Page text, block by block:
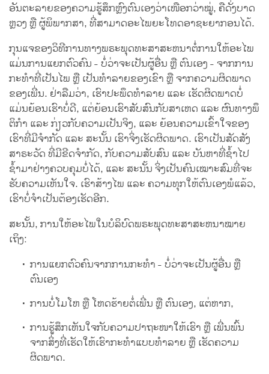
ອັນຕະລາຍຂອງຄວາມຮູ້ສຶກຫຼົງຕົນເອງວ່າເໜືອກວ່າໝູ່, ຄືດັ່ງບາດ
ຫຼວງ ຫຼື ຜູ້ພິພາກສາ, ທີ່ສາມາດອະໄພຍະໂທດອາຊະຍາກອນໄດ້.
ກຸນແຈຂອງວິທີການທາງພຣະພຸດທະສາສະຫນາຕໍ່ການໃຫ້ອະໄພ
ແມ່ນການແຍກຕົວຄົນ - ບໍ່ວ່າຈະເປັນຜູ້ອື່ນ ຫຼື ຕົນເອງ - ຈາກການ
ກະທຳທີ່ເປັນໄພ ຫຼື ເປັນທຳລາຍຂອງເຂົາ ຫຼື ຈາກຄວາມຜິດພາດ
ຂອງເພີ່ນ. ຢ່າລືມວ່າ, ເຮົາປະພຶດທຳລາຍ ແລະ ເຮັດຜິດພາດບໍ່
ແມ່ນຍ້ອນເຮົາບໍ່ດີ, ແຕ່ຍ້ອນເຮົາສັບສົນກັບສາເຫດ ແລະ ຜົນທາງພຶ
ຕິກຳ ແລະ ກ່ຽວກັບຄວາມເປັນຈິງ, ແລະ ຍ້ອນຄວາມເຂົ້າໃຈຂອງ
ເຮົາທີ່ມີຈຳກັດ ແລະ ສະນັ້ນ ເຮົາຈິ່ງເຮັດຜິດພາດ. ເຮົາເປັນສັດສັງ
ສາຣະວັດ ທີ່ມີຂີດຈຳກັດ, ກັບຄວາມສັບສົນ ແລະ ບັນຫາທີ່ຊ້ຳໄປ
ຊ້ຳມາຢ່າງຄວບຄຸມບໍ່ໄດ້, ແລະ ສະນັ້ນ ຈິ່ງເປັນຄົນເໝາະສົມທີ່ຈະ
ຮັບຄວາມເຫັນໃຈ. ເຮົາສ້າງໄພ ແລະ ຄວາມທຸກໃຫ້ຕົນເອງພໍແລ້ວ,
ເຮົາບໍ່ຈຳເປັນຕ້ອງເຮັດອີກ.
ສະນັ້ນ, ການໃຫ້ອະໄພໃນບໍລິບົດພຣະພຸດທະສາສະຫນາໝາຍ
ເຖິງ:
ການແຍກຕົວຄົນຈາກການກະທຳ - ບໍ່ວ່າຈະເປັນຜູ້ອື່ນ ຫຼື
ຕົນເອງ
ການບໍ່ໂມໂຫ ຫຼື ໂຫດຮ້າຍຕໍ່ເພີ່ນ ຫຼື ຕົນເອງ, ແຕ່ຫາກ,
ການຮູ້ສຶກເຫັນໃຈກັບຄວາມປາຖະໜາໃຫ້ເຮົາ ຫຼື ເພີ່ນພົ້ນ
ຈາກສິ່ງທີ່ເຮັດໃຫ້ເຮົາກະທຳແບບທຳລາຍ ຫຼື ເຮັດຄວາມ
ຜິດພາດ.